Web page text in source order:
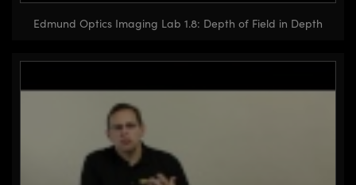
Edmund Optics Imaging Lab 1.8: Depth of Field in Depth